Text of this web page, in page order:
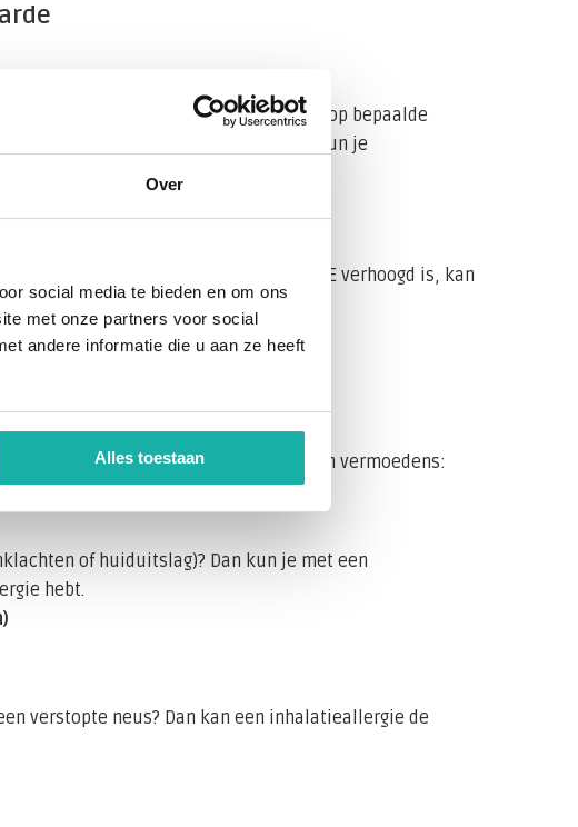
Over
social media te bieden en om ons
met onze partners voor social
andere informatie die u aan ze heeft
Alles toestaan
mogelijk allergisch reageert op bepaalde
voor bent. Om dat te achterhalen, kun je
bij allergische reacties. Als je totaal-IgE verhoogd is, kan
afhankelijk van je klachten en vermoedens:
of huiduitslag)? Dan kun je met een
hebt.
verstopte neus? Dan kan een inhalatieallergie de